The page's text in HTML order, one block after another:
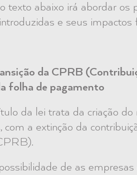
texto abaixo irá abordar
e seus impactos
da CPRB
folha de pagamento
da lei trata da criação
com a extinção da
de as